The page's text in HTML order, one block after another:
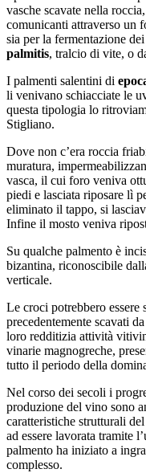
vasche scavate nella
comunicanti attraverso un
sia per la fermentazione
palmitis, tralcio di vite, o
I palmenti salentini di
li venivano schiacciate le
questa tipologia lo
Stigliano.
Dove non c’era roccia
muratura,
vasca, il cui foro veniva
piedi e lasciata riposare lì
eliminato il tappo, si
Infine il mosto veniva
Su qualche palmento è
bizantina, riconoscibile
verticale.
Le croci potrebbero essere
precedentemente scavati
loro redditizia attività
vinarie magnogreche,
tutto il periodo della
Nel corso dei secoli i
produzione del vino sono
caratteristiche strutturali
ad essere lavorata tramite
palmento ha iniziato a
complesso.